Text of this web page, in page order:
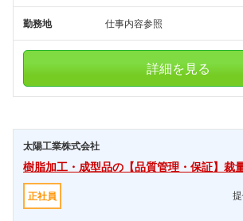
勤務地 仕事内容参照
詳細を見る
太陽工業株式会社
樹脂加工・成型品の【品質管理・保証】裁
正社員